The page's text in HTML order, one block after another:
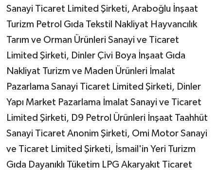
Sanayi Ticaret Limited Şirketi, Araboğlu İnşaat
Turizm Petrol Gıda Tekstil Nakliyat Hayvancılık
Tarım ve Orman Ürünleri Sanayi ve Ticaret
Limited Şirketi, Dinler Çivi Boya İnşaat Gıda
Nakliyat Turizm ve Maden Ürünleri İmalat
Pazarlama Sanayi Ticaret Limited Şirketi, Dinler
Yapı Market Pazarlama İmalat Sanayi ve Ticaret
Limited Şirketi, D9 Petrol Ürünleri İnşaat Taahhüt
Sanayi Ticaret Anonim Şirketi, Omi Motor Sanayi
ve Ticaret Limited Şirketi, İsmail'in Yeri Turizm
Gıda Dayanıklı Tüketim LPG Akaryakıt Ticaret